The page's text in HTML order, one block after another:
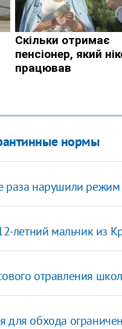
нормы
раза нарушили
летний мальчик из
отравления
для обхода